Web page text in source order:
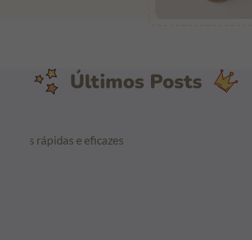
Últimos Posts